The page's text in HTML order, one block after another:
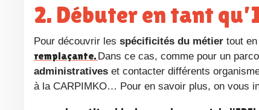
2. Débuter en tant
Pour découvrir les spécificités du métier tout
remplaçante. Dans ce cas, comme pour un
administratives et contacter différents
à la CARPIMKO… Pour en savoir plus, on vous